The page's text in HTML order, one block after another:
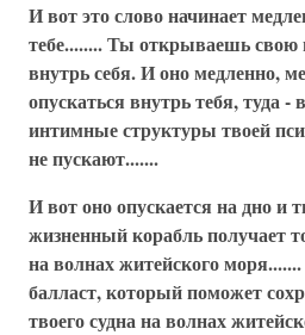
И вот это слово начинает
тебе........ Ты открываешь свою
внутрь себя. И оно медленно,
опускаться внутрь тебя, туда
интимные структуры твоей
не пускают.......
И вот оно опускается на дно и
жизненный корабль получает
на волнах житейского
балласт, который поможет
твоего судна на волнах